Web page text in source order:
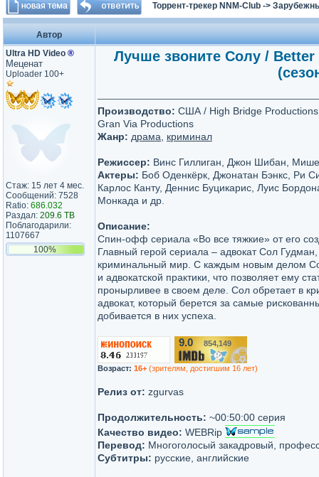
Торрент-трекер NNM-Club ->
Автор
Ultra HD Video ®
Меценат
Uploader 100+
Стаж: 15 лет 4 мес.
Сообщений: 7528
Ratio: 686.032
Раздал: 209.6 TB
Поблагодарили:
1107667
100%
Лучше звоните Солу / Better
Производство: США / High Bridge
Gran Via Productions
Жанр: драма криминал
Режиссер: Винс Гиллиган, Джон Шибан,
Актеры: Боб Оденкёрк, Джонатан Бэнкс, Ри
Карлос Канту, Деннис Буцикарис, Луис
Монкада и др.
Описание:
Спин-офф сериала «Во все тяжкие» от его
Главный герой сериала – адвокат Сол
криминальный мир. С каждым новым делом
и адвокатской практики, что позволяет ему
пронырливее в своем деле. Сол обретает в
адвокат, который берется за самые
добивается в них успеха.
9.0 854,149
Возраст: 16+ (зрителям, достигшим 16 лет)
Релиз от: zgurvas
Продолжительность: ~00:50:00 серия
Качество видео: WEBRip
Перевод: Многоголосый закадровый,
Субтитры: русские, английские